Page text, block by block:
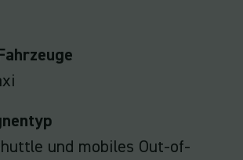
und mobiles Out-of-